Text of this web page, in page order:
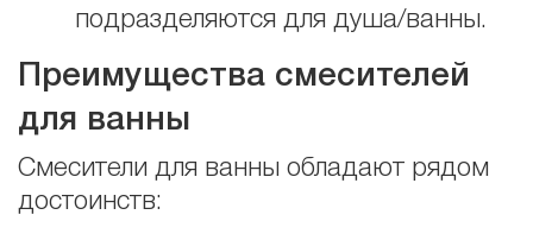
подразделяются для душа/ванны.
Преимущества смесителей
для ванны
Смесители для ванны обладают рядом
достоинств: